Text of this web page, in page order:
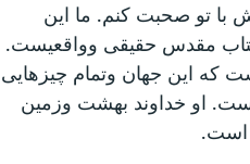
با تو صحبت کنم. ما این
مقدس حقیقی وواقعیست.
این جهان وتمام چیزهایی
او خداوند بهشت وزمین
است.